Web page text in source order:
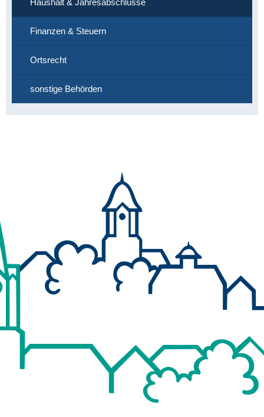
Haushalt & Jahresabschlüsse
Finanzen & Steuern
Ortsrecht
sonstige Behörden